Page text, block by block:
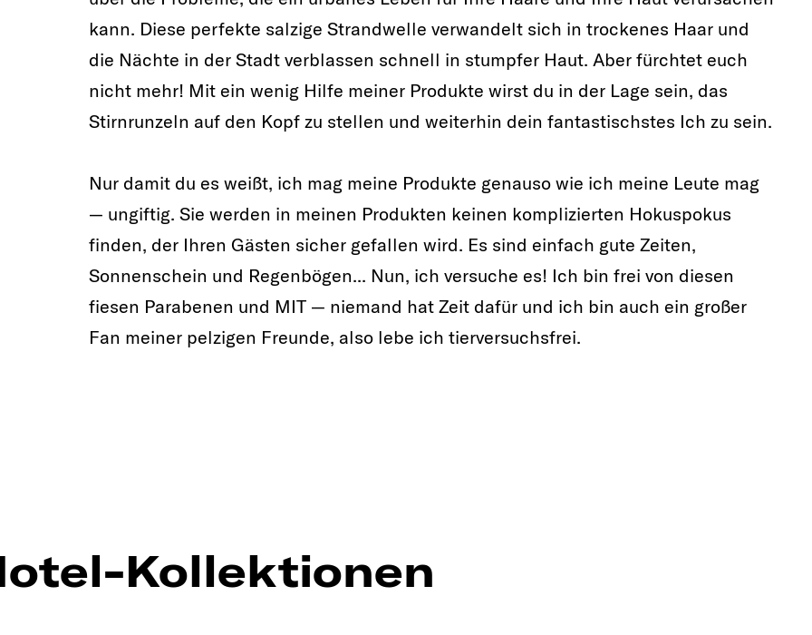
kann. Diese perfekte salzige Strandwelle verwandelt sich in trockenes Haar und
die Nächte in der Stadt verblassen schnell in stumpfer Haut. Aber fürchtet euch
nicht mehr! Mit ein wenig Hilfe meiner Produkte wirst du in der Lage sein, das
Stirnrunzeln auf den Kopf zu stellen und weiterhin dein fantastischstes Ich zu sein.
Nur damit du es weißt, ich mag meine Produkte genauso wie ich meine Leute mag
— ungiftig. Sie werden in meinen Produkten keinen komplizierten Hokuspokus
finden, der Ihren Gästen sicher gefallen wird. Es sind einfach gute Zeiten,
Sonnenschein und Regenbögen... Nun, ich versuche es! Ich bin frei von diesen
fiesen Parabenen und MIT — niemand hat Zeit dafür und ich bin auch ein großer
Fan meiner pelzigen Freunde, also lebe ich tierversuchsfrei.
Kollektionen